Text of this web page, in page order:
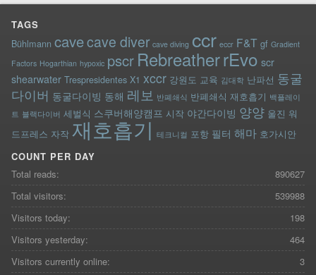
TAGS
Bühlmann cavecave diver cave diving ccr eccr F&T gf Gradient
Factors Hogarthian hypoxic pscr RebreatherrEvo scr
shearwater Trespresidentes X1 xccr 강원도 교육 김대학 난파선 동굴
다이버 동굴다이빙 동해 레보 반폐쇄식 반폐쇄식 재호흡기 백플레이
트 블랙다이버 세벌식 스쿠버해양캠프 시작 야간다이빙 양양 울진 워
드프레스 자작 재호흡기 테크니컬 포항 필터 해마 호가시안
COUNT PER DAY
890627
Total reads:
539988
Total visitors:
198
Visitors today:
464
Visitors yesterday:
3
Visitors currently online: